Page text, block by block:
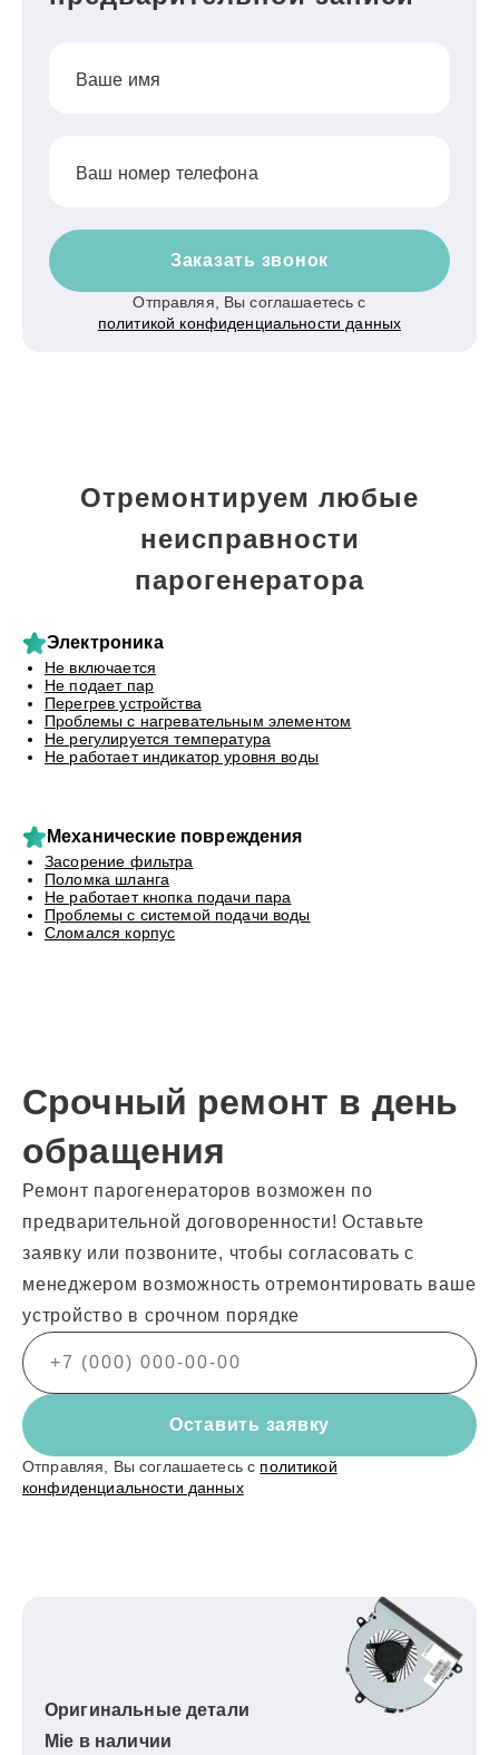
Ваше имя
Ваш номер телефона
Заказать звонок
Отправляя, Вы соглашаетесь с
политикой конфиденциальности данных
Отремонтируем любые
неисправности
парогенератора
Электроника
Не включается
Не подает пар
Перегрев устройства
Проблемы с нагревательным элементом
Не регулируется температура
Не работает индикатор уровня воды
Механические повреждения
Засорение фильтра
Поломка шланга
Не работает кнопка подачи пара
Проблемы с системой подачи воды
Сломался корпус
Срочный ремонт в день
обращения
Ремонт парогенераторов возможен по
предварительной договоренности! Оставьте
заявку или позвоните, чтобы согласовать с
менеджером возможность отремонтировать ваше
устройство в срочном порядке
Оставить заявку
Отправляя, Вы соглашаетесь с политикой
конфиденциальности данных
Оригинальные детали
Mie в наличии